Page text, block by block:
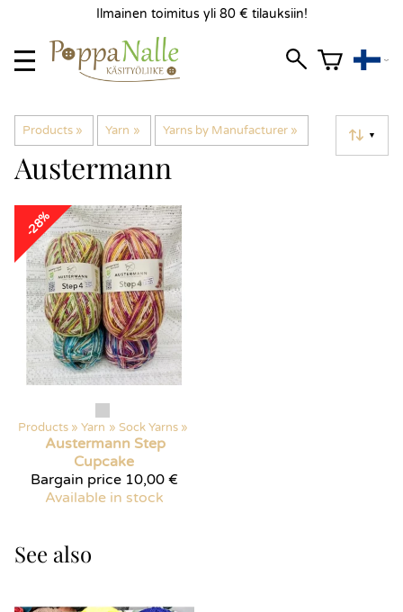
Ilmainen toimitus yli 80 € tilauksiin!
Products ‪» Yarn ‪» Yarns by Manufacturer ‪» ▼
Austermann
-28%
Products ‪» Yarn ‪» Sock Yarns ‪»
Austermann Step
Cupcake
Bargain price 10,00 €
Available in stock
See also